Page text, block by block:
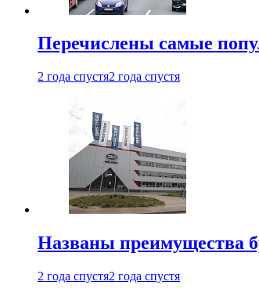
Перечислены самые
2 года спустя2 года спустя
Названы преимущества
2 года спустя2 года спустя